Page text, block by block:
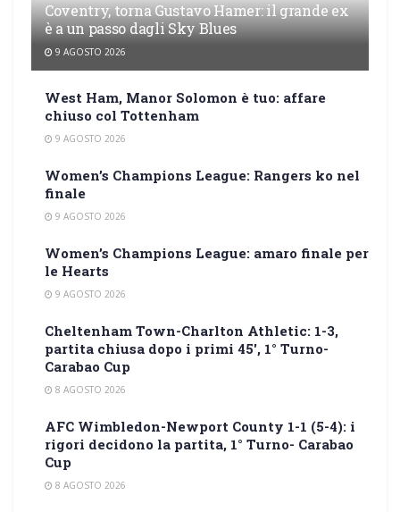
Coventry, torna Gustavo Hamer: il grande ex
è a un passo dagli Sky Blues
9 AGOSTO 2026
West Ham, Manor Solomon è tuo: affare
chiuso col Tottenham
9 AGOSTO 2026
Women’s Champions League: Rangers ko nel
finale
9 AGOSTO 2026
Women’s Champions League: amaro finale per
le Hearts
9 AGOSTO 2026
Cheltenham Town-Charlton Athletic: 1-3,
partita chiusa dopo i primi 45′, 1° Turno-
Carabao Cup
8 AGOSTO 2026
AFC Wimbledon-Newport County 1-1 (5-4): i
rigori decidono la partita, 1° Turno- Carabao
Cup
8 AGOSTO 2026